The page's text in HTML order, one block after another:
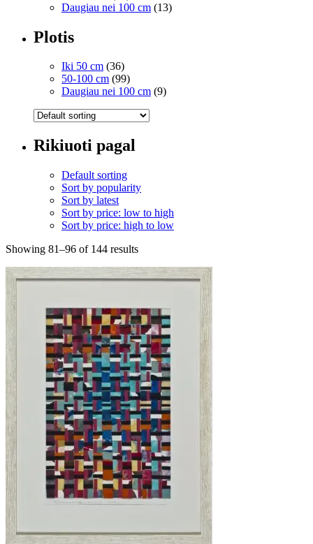
Daugiau nei 100 cm (13)
Plotis
Iki 50 cm (36)
50-100 cm (99)
Daugiau nei 100 cm (9)
Rikiuoti pagal
Default sorting
Sort by popularity
Sort by latest
Sort by price: low to high
Sort by price: high to low
Showing 81–96 of 144 results